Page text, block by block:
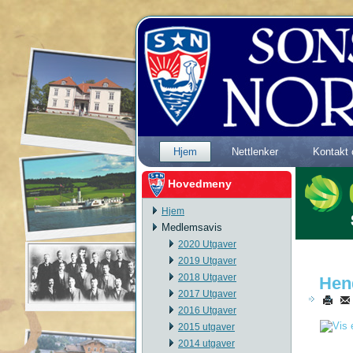
Hjem Nettlenker Kontakt
Hovedmeny
Hjem
Medlemsavis
2020 Utgaver
2019 Utgaver
2018 Utgaver
2017 Utgaver
2016 Utgaver
2015 utgaver
2014 utgaver